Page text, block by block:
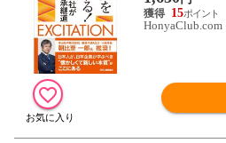
15
HonyaClub.com